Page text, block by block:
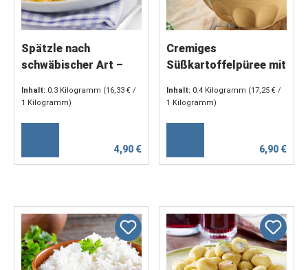
Spätzle nach
schwäbischer Art –
Hartweizengrieß (2 x
Inhalt: 0.3 Kilogramm (16,33 € /
1 Kilogramm)
4,90 €
Cremiges
Süßkartoffelpüree mit
200 g)
Inhalt: 0.4 Kilogramm (17,25 € /
1 Kilogramm)
6,90 €